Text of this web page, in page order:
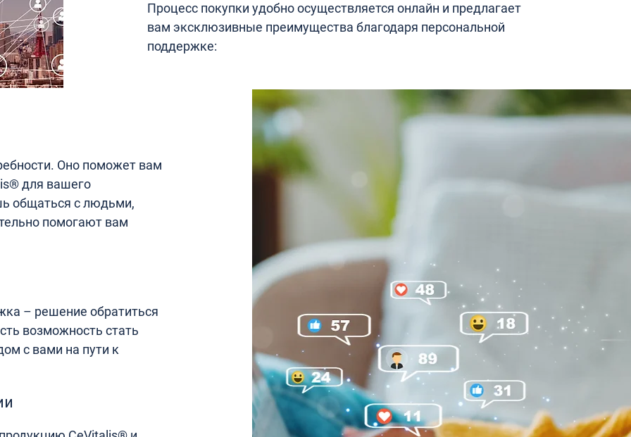
Процесс покупки удобно осуществляется онлайн и предлагает
вам эксклюзивные преимущества благодаря персональной
поддержке:
Оно поможет вам
для вашего
общаться с людьми,
помогают вам
– решение обратиться
возможность стать
с вами на пути к